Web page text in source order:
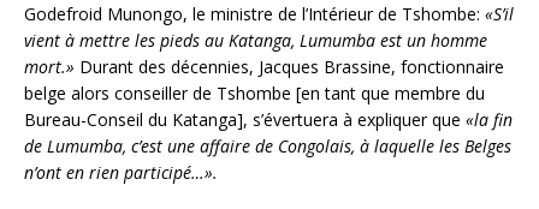
Godefroid Munongo, le ministre de l’Intérieur de Tshombe: «S’il
vient à mettre les pieds au Katanga, Lumumba est un homme
mort.» Durant des décennies, Jacques Brassine, fonctionnaire
belge alors conseiller de Tshombe [en tant que membre du
Bureau-Conseil du Katanga], s’évertuera à expliquer que «la fin
de Lumumba, c’est une affaire de Congolais, à laquelle les Belges
n’ont en rien participé…».